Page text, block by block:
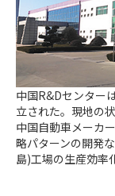
中国R&Dセンター
立された。現地の
中国自動車メーカ
略パターンの開発
島)工場の生産効率